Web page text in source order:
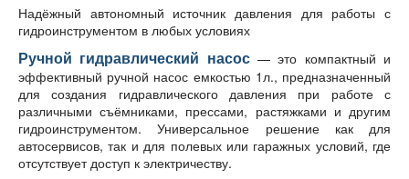
Надёжный автономный источник давления для работы с
гидроинструментом в любых условиях
Ручной гидравлический насос— это компактный и
эффективный ручной насос емкостью 1л., предназначенный
для создания гидравлического давления при работе с
различными съёмниками, прессами, растяжками и другим
гидроинструментом. Универсальное решение как для
автосервисов, так и для полевых или гаражных условий, где
отсутствует доступ к электричеству.